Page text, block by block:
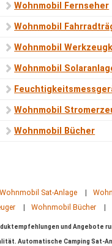
Wohnmobil Fernseher
Wohnmobil
Wohnmobil
Wohnmobil
Wohnmobil
Wohnmobil Bücher
Wohnmobil Sat-Anlage
Wohnmobil Bücher
und Angebote
Automatische Camping